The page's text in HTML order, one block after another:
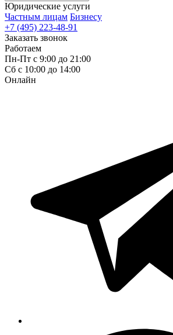
Юридические услуги
Частным лицам Бизнесу
+7 (495) 223-48-91
Заказать звонок
Работаем
Пн-Пт с 9:00 до 21:00
Сб с 10:00 до 14:00
Онлайн